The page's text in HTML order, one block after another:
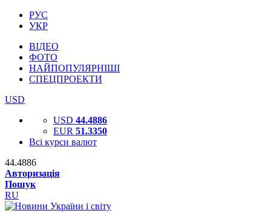
РУС
УКР
ВІДЕО
ФОТО
НАЙПОПУЛЯРНІШІ
СПЕЦПРОЕКТИ
USD
USD 44.4886
EUR 51.3350
Всі курси валют
44.4886
Авторизація
Пошук
RU